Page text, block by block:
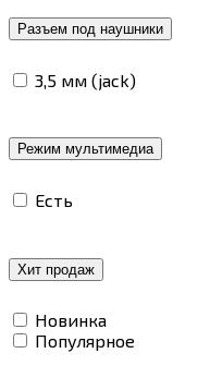
Разъем под наушники
3,5 мм (jack)
Режим мультимедиа
Есть
Хит продаж
Новинка
Популярное